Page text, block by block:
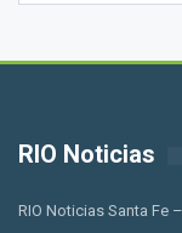
RIO Noticias
RIO Noticias Santa Fe